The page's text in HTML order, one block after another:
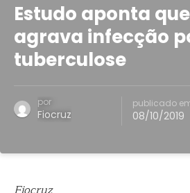
Estudo aponta
agrava infecção
tuberculose
por
Fiocruz
publicado
08/10/2019